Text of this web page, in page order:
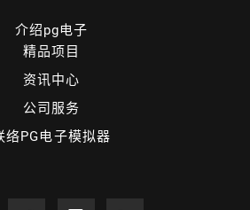
介绍pg电子
精品项目
资讯中心
公司服务
络PG电子模拟器